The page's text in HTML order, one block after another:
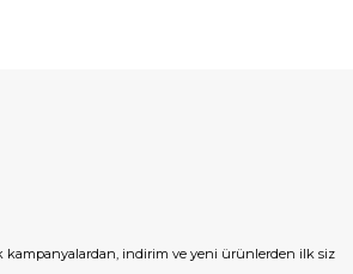
kampanyalardan, indirim ve yeni ürünlerden ilk siz